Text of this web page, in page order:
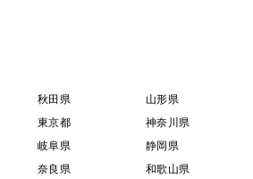
秋田県 山形県
東京都 神奈川県
岐阜県 静岡県
奈良県 和歌山県